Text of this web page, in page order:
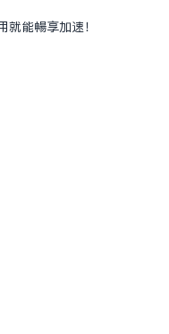
能畅享加速！